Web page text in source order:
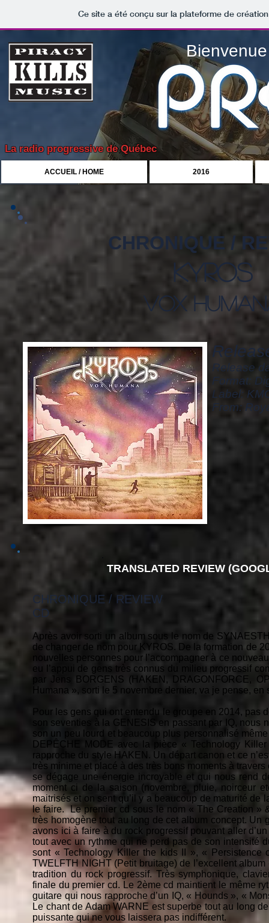
Ce site a été conçu sur la plateforme de
La radio progressive de Québec
CHRONIQUE /
kyros
vox
Release
Format:
Label:
From:
CHRONIQUE / REVIEW
CD
Après avoir sorti un album sous le nom de
de changer de nom pour KYROS. De la formation de
nouvelles personnes pour l’accompagner à ce
eu l’appui de gens très connus du milieu progressif
par Jens BORGENS (HAKEN, DRAGONFORCE,
Humana », sorti le 5 novembre dernier, va je pense, en
Pour les gens qui ont entendu le groupe en 2014,
son seventies à la GENESIS en passant par IQ,
son un peu lourd et beaucoup plus personnalisé
DEPÊCHE MODE avec la pièce « Technology
rapproche du style HAKEN. Un départ canon et ce
très minime et placé à des très bons moments à
se dégage une énergie incroyable et qui nous rend
moment ci de la saison (novembre, pluie, noirceur
maitrisés et on sent qu’il y a beaucoup de maturité de
le faire. Le premier cd sous le nom « The Creation »
très homogène tout au long de cet album concept.
avons ici à faire à du rock progressif pouvant aller
tout avec un rythme qui ne perd pas de son intensité
sont « Technology Killer the kids II », «
TWELFTH NIGHT (Petit bruitage) de l’excellent
tradition du rock progressif. Très symphonique,
finale du premier cd. Le 2ème cd maintient le même
guitare qui nous rapproche d’un IQ, « Hounds », «
Le chant de Adam WARNE est superbe tout au long
puissante qui ne vous laissera pas indifférent.
TRANSLATED REVIEW
ACCUEIL / HOME 2016